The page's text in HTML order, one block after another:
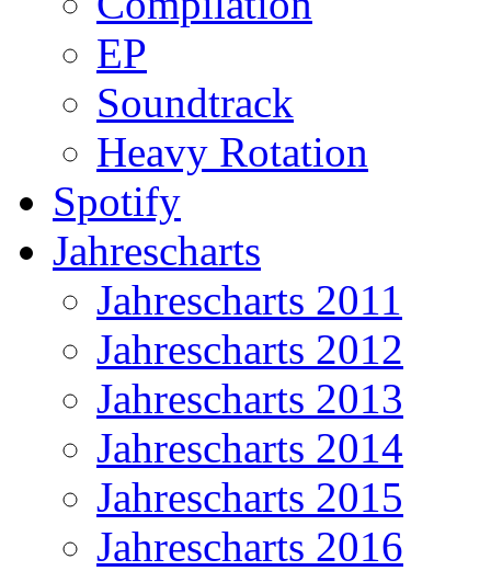
EP
Soundtrack
Heavy Rotation
Spotify
Jahrescharts
Jahrescharts 2011
Jahrescharts 2012
Jahrescharts 2013
Jahrescharts 2014
Jahrescharts 2015
Jahrescharts 2016